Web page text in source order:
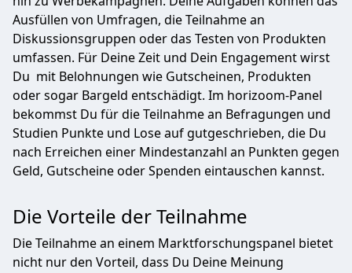
Ausfüllen von Umfragen, die Teilnahme an
Diskussionsgruppen oder das Testen von Produkten
umfassen. Für Deine Zeit und Dein Engagement wirst
Du mit Belohnungen wie Gutscheinen, Produkten
oder sogar Bargeld entschädigt. Im horizoom-Panel
bekommst Du für die Teilnahme an Befragungen und
Studien Punkte und Lose auf gutgeschrieben, die Du
nach Erreichen einer Mindestanzahl an Punkten gegen
Geld, Gutscheine oder Spenden eintauschen kannst.
Die Vorteile der Teilnahme
Die Teilnahme an einem Marktforschungspanel bietet
nicht nur den Vorteil, dass Du Deine Meinung